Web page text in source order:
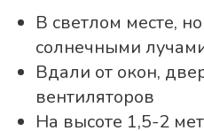
В светлом месте,
солнечными
Вдали от окон,
вентиляторов
На высоте 1,5-2